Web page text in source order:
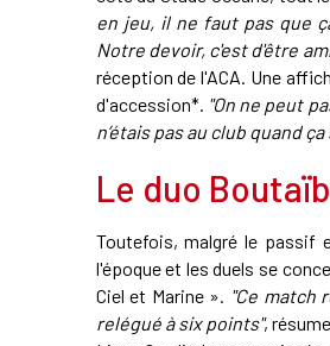
en jeu, il ne faut pas que
Notre devoir, c'est d'être
réception de l'ACA. Une
d'accession*. "On ne peut
n’étais pas au club quand
Le duo
Toutefois, malgré le passif
l'époque et les duels se
Ciel et Marine ». "Ce match
relégué à six points",